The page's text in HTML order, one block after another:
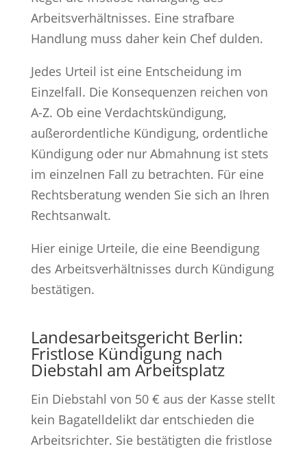
Arbeitsverhältnisses. Eine strafbare
Handlung muss daher kein Chef dulden.
Jedes Urteil ist eine Entscheidung im
Einzelfall. Die Konsequenzen reichen von
A-Z. Ob eine Verdachtskündigung,
außerordentliche Kündigung, ordentliche
Kündigung oder nur Abmahnung ist stets
im einzelnen Fall zu betrachten. Für eine
Rechtsberatung wenden Sie sich an Ihren
Rechtsanwalt.
Hier einige Urteile, die eine Beendigung
des Arbeitsverhältnisses durch Kündigung
bestätigen.
Landesarbeitsgericht Berlin:
Fristlose Kündigung nach
Diebstahl am Arbeitsplatz
Ein Diebstahl von 50 € aus der Kasse stellt
kein Bagatelldelikt dar entschieden die
Arbeitsrichter. Sie bestätigten die fristlose